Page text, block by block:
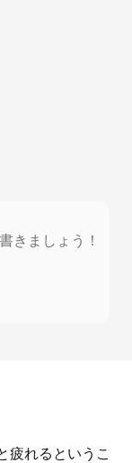
きましょう！
疲れるというこ